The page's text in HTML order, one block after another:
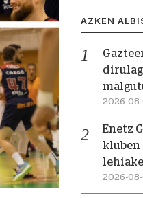
AZKEN
2026-
Enetz
2026-